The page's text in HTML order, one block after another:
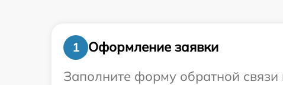
1
Оформление заявки
Заполните форму обратной